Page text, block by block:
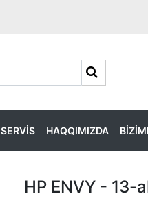
SERVİS HAQQIMIZDA
HP ENVY - 13-